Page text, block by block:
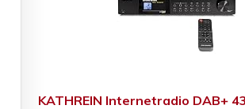
KATHREIN Internetradio DAB+